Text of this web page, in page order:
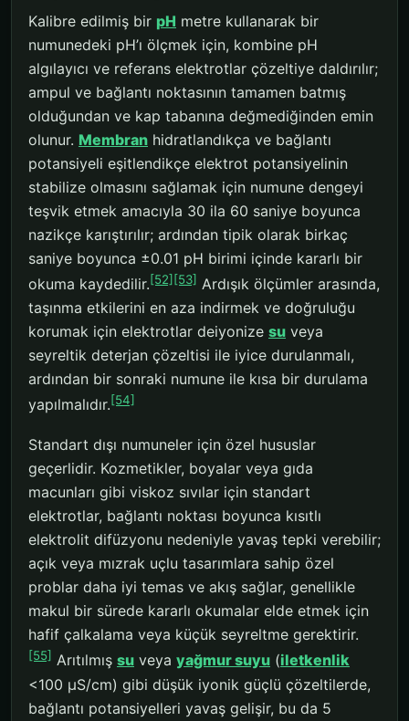
Kalibre edilmiş bir pH metre kullanarak bir
numunedeki pH’ı ölçmek için, kombine pH
algılayıcı ve referans elektrotlar çözeltiye daldırılır;
ampul ve bağlantı noktasının tamamen batmış
olduğundan ve kap tabanına değmediğinden emin
olunur. Membran hidratlandıkça ve bağlantı
potansiyeli eşitlendikçe elektrot potansiyelinin
stabilize olmasını sağlamak için numune dengeyi
teşvik etmek amacıyla 30 ila 60 saniye boyunca
nazikçe karıştırılır; ardından tipik olarak birkaç
saniye boyunca ±0.01 pH birimi içinde kararlı bir
okuma kaydedilir.[52] [53] Ardışık ölçümler arasında,
taşınma etkilerini en aza indirmek ve doğruluğu
korumak için elektrotlar deiyonize su veya
seyreltik deterjan çözeltisi ile iyice durulanmalı,
ardından bir sonraki numune ile kısa bir durulama
yapılmalıdır.[54]
Standart dışı numuneler için özel hususlar
geçerlidir. Kozmetikler, boyalar veya gıda
macunları gibi viskoz sıvılar için standart
elektrotlar, bağlantı noktası boyunca kısıtlı
elektrolit difüzyonu nedeniyle yavaş tepki verebilir;
açık veya mızrak uçlu tasarımlara sahip özel
problar daha iyi temas ve akış sağlar, genellikle
makul bir sürede kararlı okumalar elde etmek için
hafif çalkalama veya küçük seyreltme gerektirir.
[55] Arıtılmış su veya yağmur suyu (iletkenlik
<100 μS/cm) gibi düşük iyonik güçlü çözeltilerde,
bağlantı potansiyelleri yavaş gelişir, bu da 5